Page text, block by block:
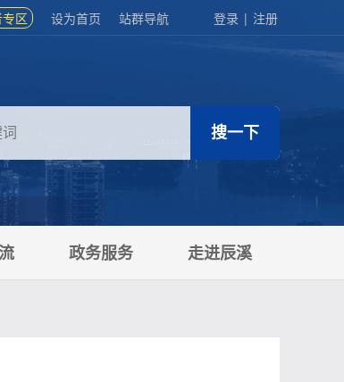
区 设为首页 站群导航 登录 | 注册
政务服务 走进辰溪